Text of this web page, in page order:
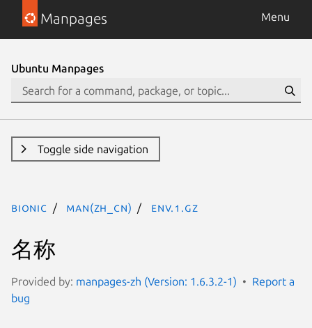
Manpages Menu
Ubuntu Manpages
Toggle side navigation
bionic man(zh_CN) env.1.gz
名称
Provided by: manpages-zh (Version: 1.6.3.2-1)
Report a
bug